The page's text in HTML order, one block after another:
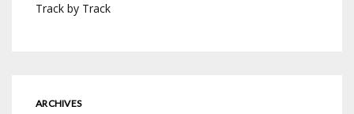
Track by Track
ARCHIVES